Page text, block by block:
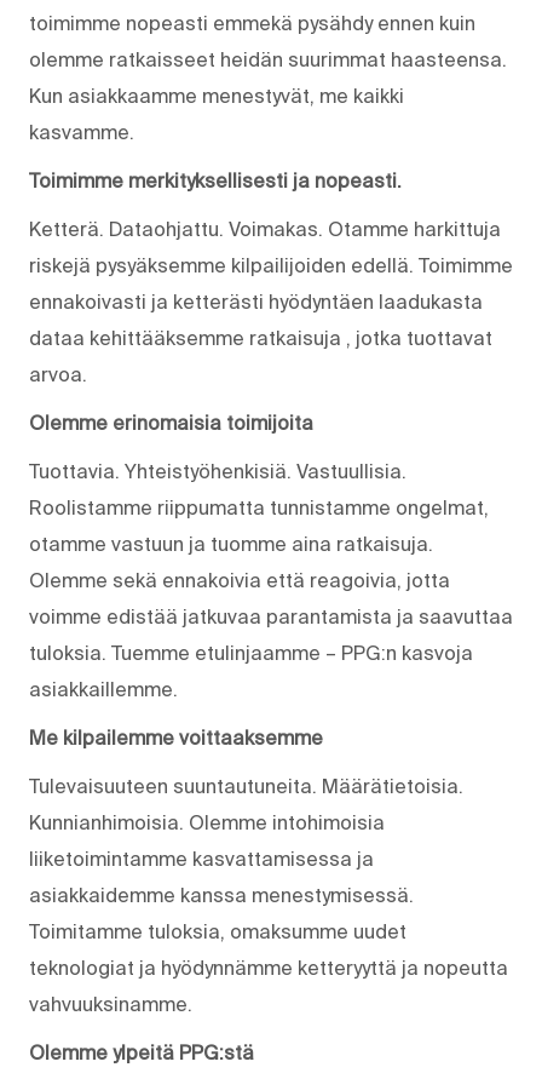
toimimme nopeasti emmekä pysähdy ennen kuin
olemme ratkaisseet heidän suurimmat haasteensa.
Kun asiakkaamme menestyvät, me kaikki
kasvamme.
Toimimme merkityksellisesti ja nopeasti.
Ketterä. Dataohjattu. Voimakas. Otamme harkittuja
riskejä pysyäksemme kilpailijoiden edellä. Toimimme
ennakoivasti ja ketterästi hyödyntäen laadukasta
dataa kehittääksemme ratkaisuja , jotka tuottavat
arvoa.
Olemme erinomaisia toimijoita
Tuottavia. Yhteistyöhenkisiä. Vastuullisia.
Roolistamme riippumatta tunnistamme ongelmat,
otamme vastuun ja tuomme aina ratkaisuja.
Olemme sekä ennakoivia että reagoivia, jotta
voimme edistää jatkuvaa parantamista ja saavuttaa
tuloksia. Tuemme etulinjaamme – PPG:n kasvoja
asiakkaillemme.
Me kilpailemme voittaaksemme
Tulevaisuuteen suuntautuneita. Määrätietoisia.
Kunnianhimoisia. Olemme intohimoisia
liiketoimintamme kasvattamisessa ja
asiakkaidemme kanssa menestymisessä.
Toimitamme tuloksia, omaksumme uudet
teknologiat ja hyödynnämme ketteryyttä ja nopeutta
vahvuuksinamme.
Olemme ylpeitä PPG:stä